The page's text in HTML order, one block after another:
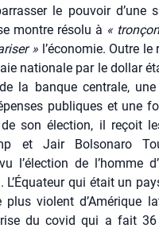
le pou­voir d’une
montre réso­lu à «
» l’économie. Outre
natio­nale par le dol­lar
la banque cen­trale,
publiques et une
son élec­tion, il reçoit
et Jair Bol­so­na­ro
l’élection de l’homme
L’Équateur qui était un
violent d’Amérique
du covid qui a fait